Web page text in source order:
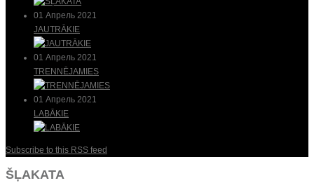
01 Апрель 2021
JAUTRĀKIE
01 Апрель 2021
TRENNĒJAMIES
01 Апрель 2021
LABĀKIE
Subscribe to this RSS feed
ŠĻAKATA